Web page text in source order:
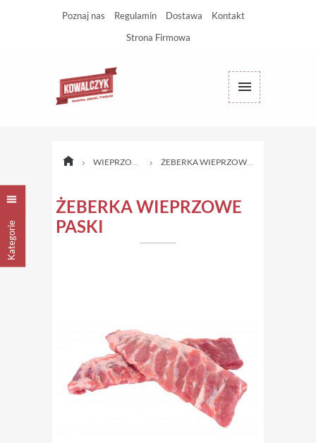
Poznaj nas Regulamin Dostawa
Kontakt
Strona Firmowa
WIEPRZOWINA ŻEBERKA WIEPRZOWE PASKI
Kategorie
ŻEBERKA WIEPRZOWE
PASKI